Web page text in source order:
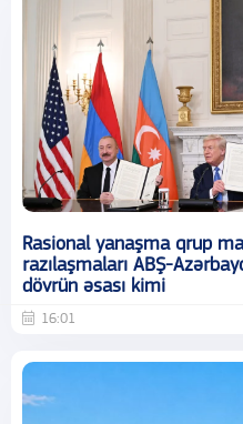
Rasional yanaşma qrup
razılaşmaları ABŞ-
dövrün əsası kimi
16:01